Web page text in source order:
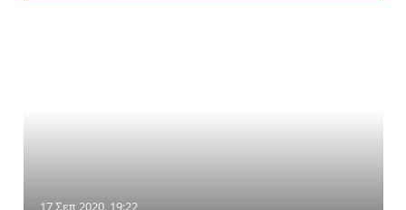
17 Σεπ 2020, 19:22